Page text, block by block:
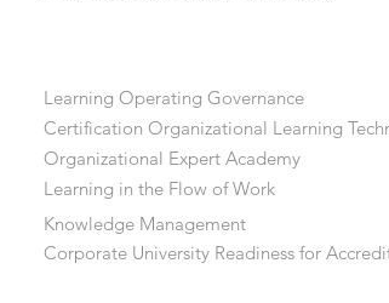
Learning Operating Governance
Certification Organizational Learning
Organizational Expert Academy
Learning in the Flow of Work
Knowledge Management
Corporate University Readiness for